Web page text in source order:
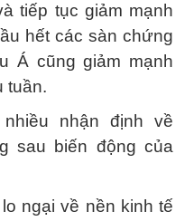
tiếp tục giảm mạnh
hết các sàn chứng
Á cũng giảm mạnh
tuần.
nhận định về
sau biến động của
ngại về nền kinh tế